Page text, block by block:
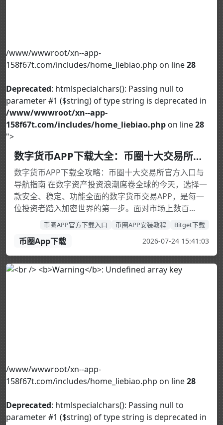
/www/wwwroot/xn--app-
158f67t.com/includes/home_liebiao.php on line28
Deprecated: htmlspecialchars(): Passing null to
parameter #1 ($string) of type string is deprecated in
/www/wwwroot/xn--app-
158f67t.com/includes/home_liebiao.php on line28
">
数字货币APP下载大全：币圈十大交易所官方入口以及安卓iOS安装导航
数字货币APP下载全攻略：币圈十大交易所官方入口与
导航指南 在数字资产投资浪潮席卷全球的今天，选择一
款安全、稳定、功能全面的数字货币交易APP，是每一
位投资者踏入加密世界的第一步。面对市场上数百...
币圈APP官方下载入口 币圈APP安装教程 Bitget下载
币圈App下载 2026-07-24 15:41:03
/www/wwwroot/xn--app-
158f67t.com/includes/home_liebiao.php on line28
Deprecated: htmlspecialchars(): Passing null to
parameter #1 ($string) of type string is deprecated in